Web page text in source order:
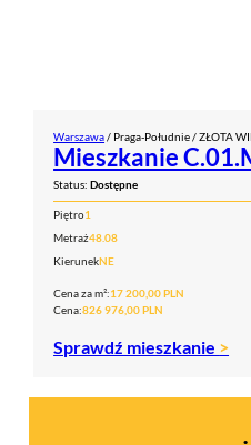
Warszawa/ Praga-Południe / ZŁOTA
Mieszkanie
Status:Dostępne
Piętro1
Metraż48.08
KierunekNE
Cena za m²:17 200,00 PLN
Cena:826 976,00 PLN
Sprawdź mieszkanie